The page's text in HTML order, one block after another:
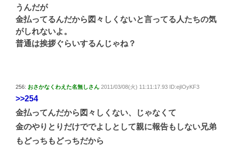
うんだが
金払ってるんだから図々しくないと言ってる人たちの気
がしれないよ。
普通は挨拶ぐらいするんじゃね？
256: おさかなくわえた名無しさん 2011/03/08(火) 11:11:17.93 ID:ejIOyKF3
>>254
金払ってんだから図々しくない、じゃなくて
金のやりとりだけででよしとして親に報告もしない兄弟
もどっちもどっちだから